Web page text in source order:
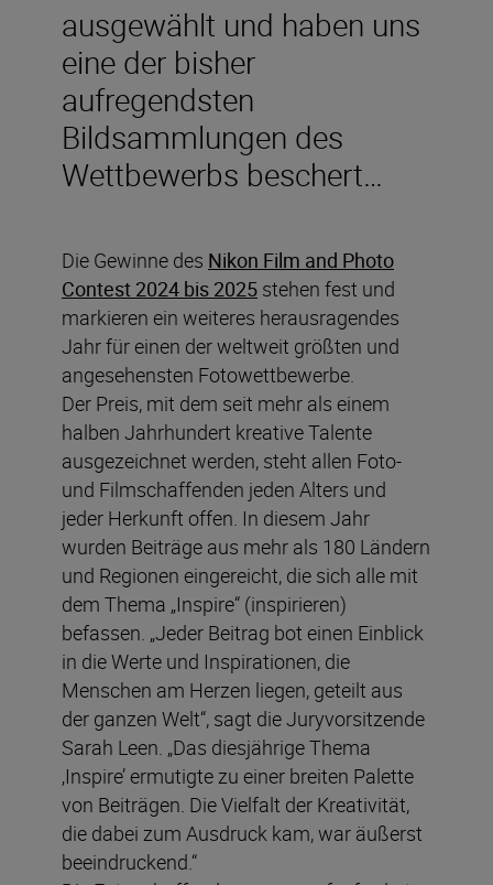
ausgewählt und haben uns
eine der bisher
aufregendsten
Bildsammlungen des
Wettbewerbs beschert…
Die Gewinne des Nikon Film and Photo
Contest 2024 bis 2025 stehen fest und
markieren ein weiteres herausragendes
Jahr für einen der weltweit größten und
angesehensten Fotowettbewerbe.
Der Preis, mit dem seit mehr als einem
halben Jahrhundert kreative Talente
ausgezeichnet werden, steht allen Foto-
und Filmschaffenden jeden Alters und
jeder Herkunft offen. In diesem Jahr
wurden Beiträge aus mehr als 180 Ländern
und Regionen eingereicht, die sich alle mit
dem Thema „Inspire“ (inspirieren)
befassen. „Jeder Beitrag bot einen Einblick
in die Werte und Inspirationen, die
Menschen am Herzen liegen, geteilt aus
der ganzen Welt“, sagt die Juryvorsitzende
Sarah Leen. „Das diesjährige Thema
‚Inspire’ ermutigte zu einer breiten Palette
von Beiträgen. Die Vielfalt der Kreativität,
die dabei zum Ausdruck kam, war äußerst
beeindruckend.“